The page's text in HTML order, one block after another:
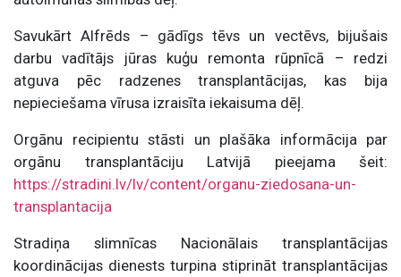
Savukārt Alfrēds – gādīgs tēvs un vectēvs, bijušais
darbu vadītājs jūras kuģu remonta rūpnīcā – redzi
atguva pēc radzenes transplantācijas, kas bija
nepieciešama vīrusa izraisīta iekaisuma dēļ.
Orgānu recipientu stāsti un plašāka informācija par
orgānu transplantāciju Latvijā pieejama šeit:
https://stradini.lv/lv/content/organu-ziedosana-un-
transplantacija
Stradiņa slimnīcas Nacionālais transplantācijas
koordinācijas dienests turpina stiprināt transplantācijas